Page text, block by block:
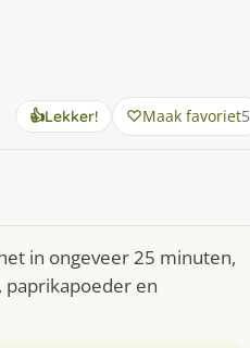
👍Lekker! Maak favoriet5
in ongeveer 25 minuten,
paprikapoeder en